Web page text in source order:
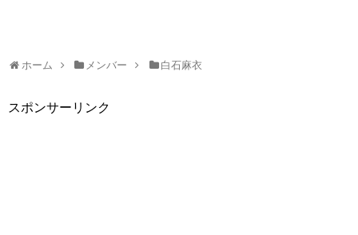
ホーム メンバー 白石麻衣
スポンサーリンク